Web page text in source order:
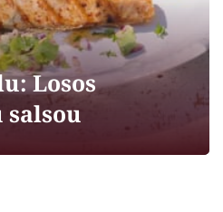
Vary
Losos
salsou